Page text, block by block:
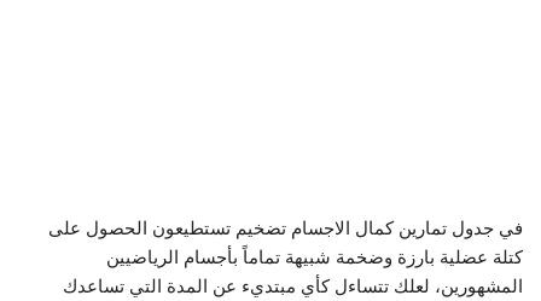
في جدول تمارين كمال الاجسام تضخيم تستطيعون الحصول على
كتلة عضلية بارزة وضخمة شبيهة تماماً بأجسام الرياضيين
المشهورين، لعلك تتساءل كأي مبتديء عن المدة التي تساعدك